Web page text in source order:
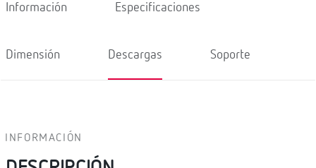
Información Especificaciones
Dimensión Descargas Soporte
INFORMACIÓN